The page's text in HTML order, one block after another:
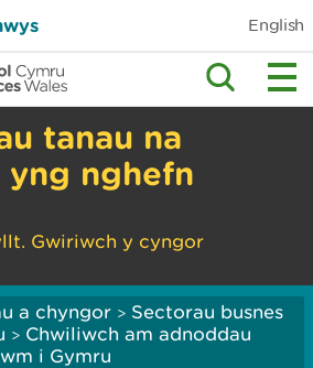
English
tanau na
nghefn
Gwiriwch y cyngor
a chyngor > Sectorau busnes
> Chwiliwch am adnoddau
i Gymru